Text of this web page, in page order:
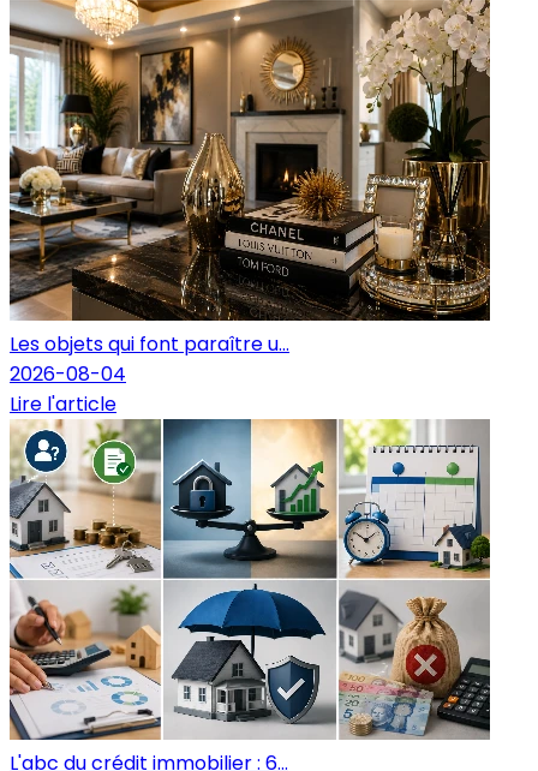
Les objets qui font paraître u...
2026-08-04
Lire l'article
L'abc du crédit immobilier : 6...